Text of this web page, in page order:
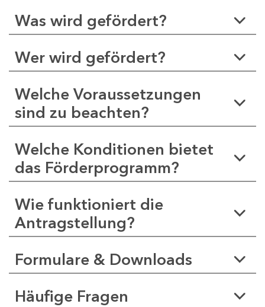
Was wird gefördert?
Wer wird gefördert?
Welche Voraussetzungen
sind zu beachten?
Welche Konditionen bietet
das Förderprogramm?
Wie funktioniert die
Antragstellung?
Formulare & Downloads
Häufige Fragen